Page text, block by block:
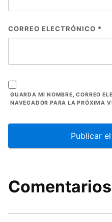
CORREO ELECTRÓNICO *
GUARDA MI NOMBRE, CORREO
NAVEGADOR PARA LA PRÓXIMA